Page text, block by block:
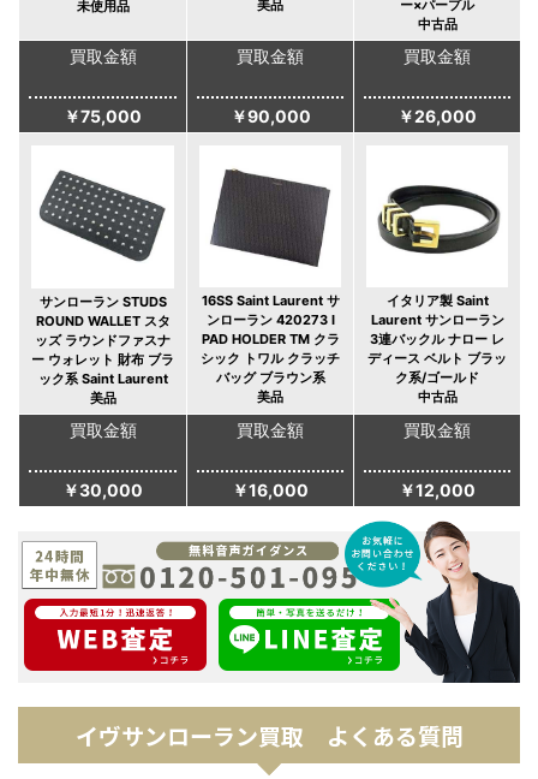
未使用品
美品
ー×パープル
中古品
買取金額
￥75,000
買取金額
￥90,000
買取金額
￥26,000
サンローラン STUDS
ROUND WALLET スタ
ッズ ラウンドファスナ
ー ウォレット 財布 ブラ
ック系 Saint Laurent
美品
16SS Saint Laurent サ
ンローラン 420273 I
PAD HOLDER TM クラ
シック トワル クラッチ
バッグ ブラウン系
美品
イタリア製 Saint
Laurent サンローラン
3連バックル ナロー レ
ディース ベルト ブラッ
ク系/ゴールド
中古品
買取金額
￥30,000
買取金額
￥16,000
買取金額
￥12,000
イヴサンローラン買取 よくある質問